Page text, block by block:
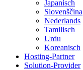
Japanisch
Slovenščina
Nederlands
Tamilisch
Urdu
Koreanisch
Hosting-Partner
Solution-Provider